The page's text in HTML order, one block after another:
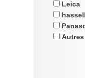
Leica
Autres